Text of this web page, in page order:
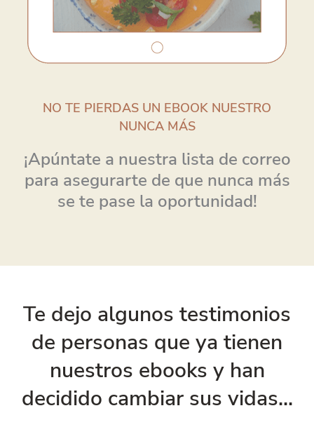
NO TE PIERDAS UN EBOOK NUESTRO
NUNCA MÁS
¡Apúntate a nuestra lista de correo
para asegurarte de que nunca más
se te pase la oportunidad!
Te dejo algunos testimonios
de personas que ya tienen
nuestros ebooks y han
decidido cambiar sus vidas...